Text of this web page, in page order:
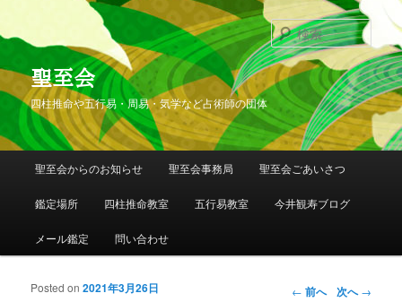
聖至会
四柱推命や五行易・周易・気学など占術師の団体
索
メインメニュー
メインコンテンツへ移動
サブコンテンツへ移動
聖至会からのお知らせ 聖至会事務局 聖至会ごあいさつ
鑑定場所 四柱推命教室 五行易教室 今井観寿ブログ
メール鑑定 問い合わせ
投稿ナビゲー
← 前へ 次へ→
Posted on2021年3月26日